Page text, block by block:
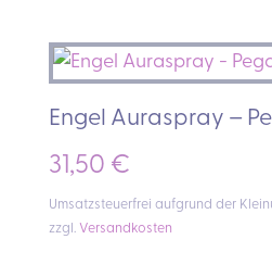
Engel Auraspray –
31,50 €
Umsatzsteuerfrei aufgrund der
zzgl. Versandkosten